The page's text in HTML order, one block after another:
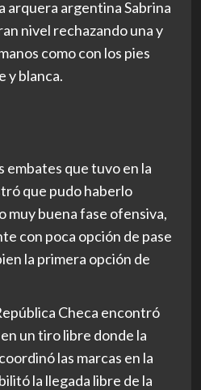
arquera argentina Sabrina
nivel rechazando una y
como con los pies
y blanca.
embates que tuvo en la
que pudo haberlo
muy buena fase ofensiva,
con poca opción de pase
la primera opción de
Checa encontró
un tiro libre donde la
las marcas en la
la llegada libre de la